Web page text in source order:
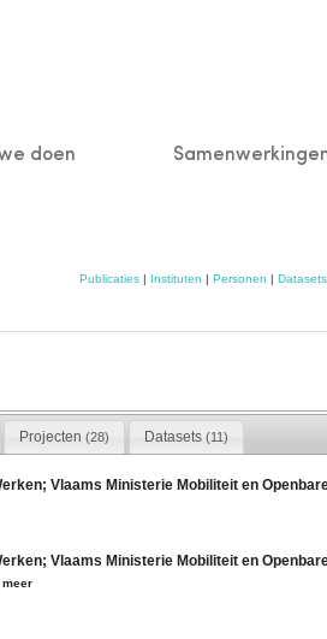
doen
Publicaties| Instituten | Personen | Datasets
Projecten(28) Datasets (11)
Vlaams Ministerie Mobiliteit en
Vlaams Ministerie Mobiliteit en
,meer